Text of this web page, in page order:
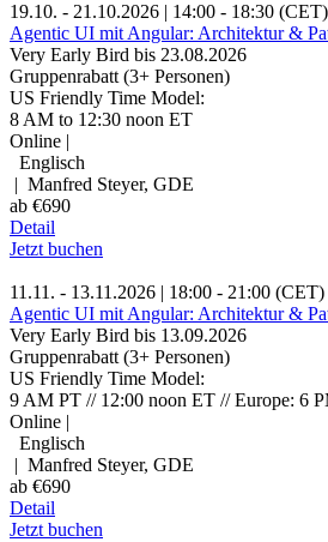
19.10. - 21.10.2026 | 14:00 - 18:30 (CET)
Agentic UI mit Angular: Architektur &
Very Early Bird bis 23.08.2026
Gruppenrabatt (3+ Personen)
US Friendly Time Model:
8 AM to 12:30 noon ET
Online |
Englisch
| Manfred Steyer, GDE
ab €690
Detail
Jetzt buchen
11.11. - 13.11.2026 | 18:00 - 21:00 (CET)
Agentic UI mit Angular: Architektur &
Very Early Bird bis 13.09.2026
Gruppenrabatt (3+ Personen)
US Friendly Time Model:
9 AM PT // 12:00 noon ET // Europe: 6
Online |
Englisch
| Manfred Steyer, GDE
ab €690
Detail
Jetzt buchen